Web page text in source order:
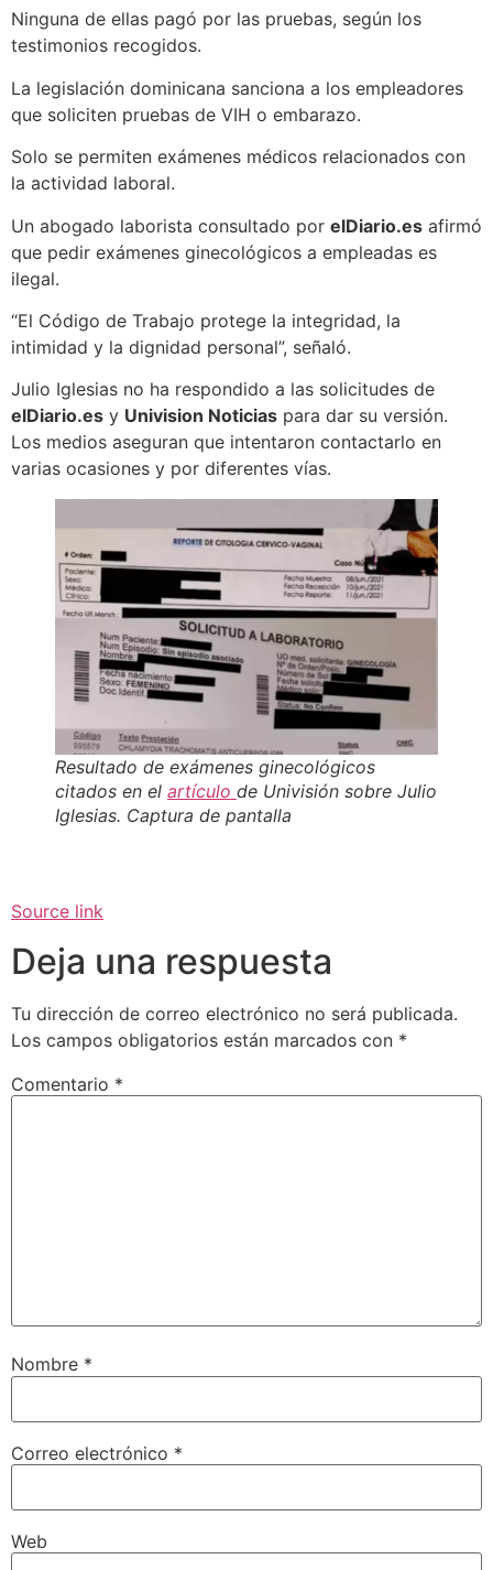
Ninguna de ellas pagó por las pruebas, según los
testimonios recogidos.
La legislación dominicana sanciona a los empleadores
que soliciten pruebas de VIH o embarazo.
Solo se permiten exámenes médicos relacionados con
la actividad laboral.
Un abogado laborista consultado por elDiario.es afirmó
que pedir exámenes ginecológicos a empleadas es
ilegal.
“El Código de Trabajo protege la integridad, la
intimidad y la dignidad personal”, señaló.
Julio Iglesias no ha respondido a las solicitudes de
elDiario.es y Univision Noticias para dar su versión.
Los medios aseguran que intentaron contactarlo en
varias ocasiones y por diferentes vías.
Resultado de exámenes ginecológicos
citados en el artículo de Univisión sobre Julio
Iglesias. Captura de pantalla
Source link
Deja una respuesta
Tu dirección de correo electrónico no será publicada.
Los campos obligatorios están marcados con *
Comentario *
Nombre *
Correo electrónico *
Web